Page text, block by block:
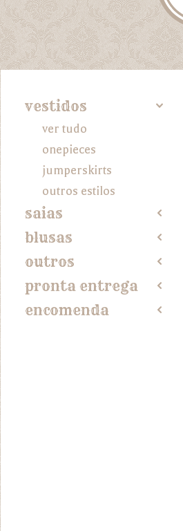
vestidos 4
ver tudo
onepieces
jumperskirts
outros estilos
saias 2
blusas 2
outros 2
pronta entrega 2
encomenda 2